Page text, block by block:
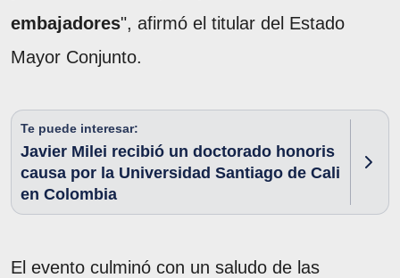
embajadores", afirmó el titular del Estado
Mayor Conjunto.
Te puede interesar:
Javier Milei recibió un doctorado honoris
causa por la Universidad Santiago de Cali
en Colombia
El evento culminó con un saludo de las